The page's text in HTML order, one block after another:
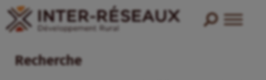
Recherche